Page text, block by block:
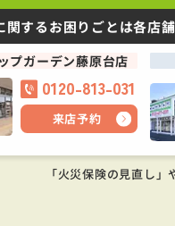
関するお困りごとは各店
プガーデン藤原台店
0120-813-031
来店予約
「火災保険の見直し